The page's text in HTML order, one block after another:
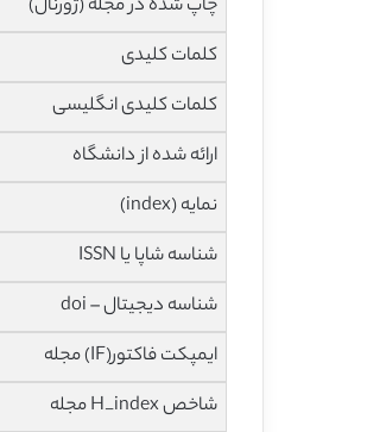
چاپ شده در مجله (ژورنال)
کلمات کلیدی
کلمات کلیدی انگلیسی
ارائه شده از دانشگاه
نمایه (index)
شناسه شاپا یا ISSN
شناسه دیجیتال – doi
ایمپکت فاکتور(IF) مجله
شاخص H_index مجله